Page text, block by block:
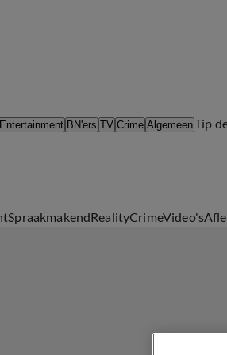
Entertainment BN'ers TV Crime AlgemeenTip
SpraakmakendRealityCrimeVideo's